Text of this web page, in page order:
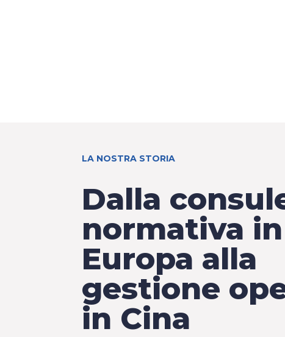
LA NOSTRA STORIA
Dalla
normativa in
Europa alla
gestione
in Cina